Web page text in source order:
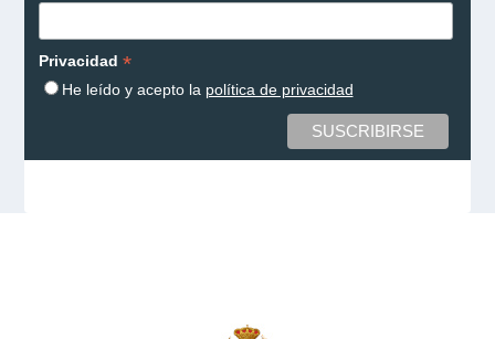
Privacidad *
He leído y acepto la política de privacidad